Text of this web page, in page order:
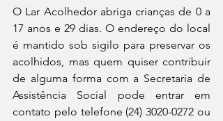
O Lar Acolhedor abriga crianças de 0 a
17 anos e 29 dias. O endereço do local
é mantido sob sigilo para preservar os
acolhidos, mas quem quiser contribuir
de alguma forma com a Secretaria de
Assistência Social pode entrar em
contato pelo telefone (24) 3020-0272 ou